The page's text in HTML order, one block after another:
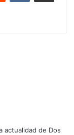
actualidad de Dos